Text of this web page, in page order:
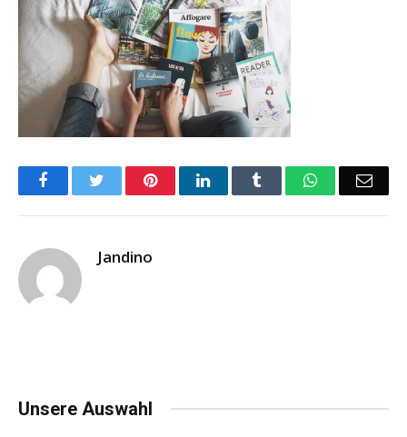
FacebookTwitter PinterestLinkedIn Tumblr WhatsApp
Jandino
Unsere Auswahl